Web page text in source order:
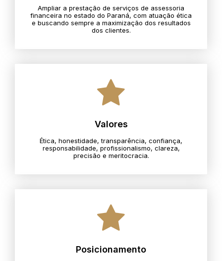
Ampliar a prestação de serviços de assessoria
financeira no estado do Paraná, com atuação ética
e buscando sempre a maximização dos resultados
dos clientes.
Valores
Ética, honestidade, transparência, confiança,
responsabilidade, profissionalismo, clareza,
precisão e meritocracia.​
Posicionamento